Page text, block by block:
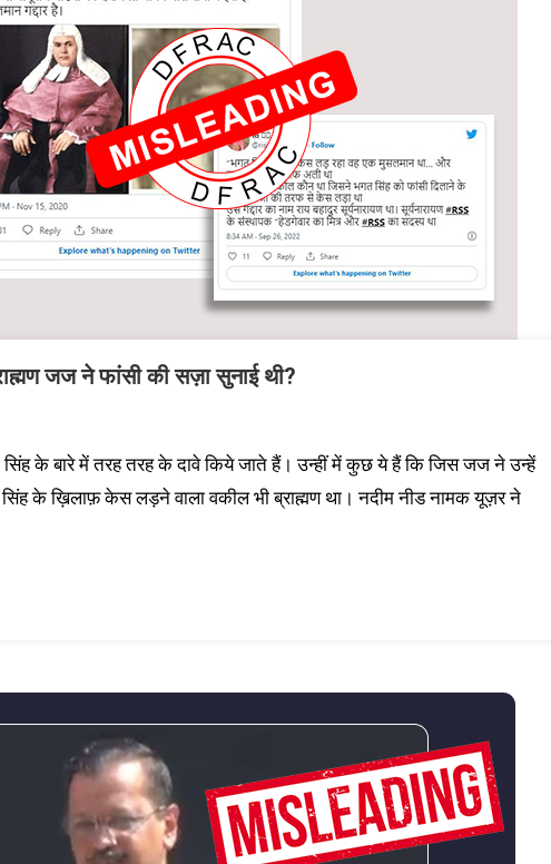
जज ने फांसी की सज़ा सुनाई थी?
सिंह के बारे में तरह तरह के दावे किये जाते हैं। उन्हीं में कुछ ये हैं कि जिस जज ने उन्हें
के ख़िलाफ़ केस लड़ने वाला वकील भी ब्राह्मण था। नदीम नीड नामक यूज़र ने